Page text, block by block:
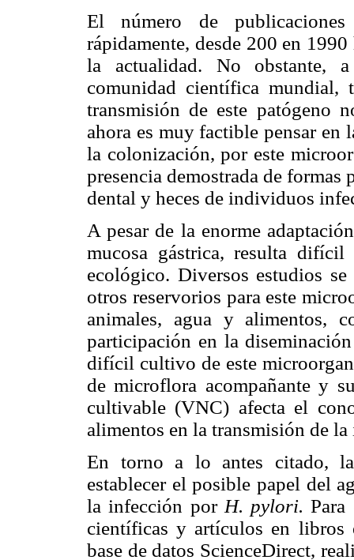
El número de
rápidamente, desde 200 en
la actualidad. No obstante,
comunidad científica mundial,
transmisión de este patógeno
ahora es muy factible pensar en
la colonización, por este
presencia demostrada de
dental y heces de individuos
A pesar de la enorme
mucosa gástrica, resulta
ecológico. Diversos estudios
otros reservorios para este
animales, agua y alimentos,
participación en la
difícil cultivo de este
de microflora acompañante y
cultivable (VNC) afecta el
alimentos en la transmisión de
En torno a lo antes citado,
establecer el posible papel del
la infección por H. pylori.Para
científicas y artículos en libros
base de datos ScienceDirect,